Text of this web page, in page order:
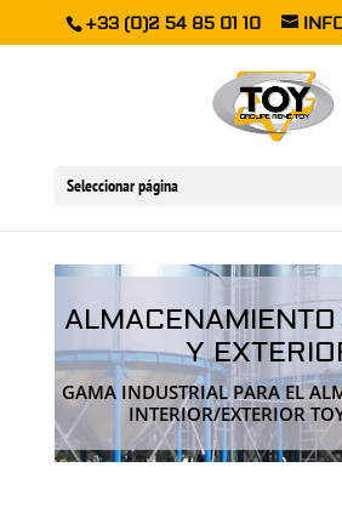
+33 (0)2 54 85 01 10
Seleccionar página
ALMACENAMIENTO
Y
GAMA INDUSTRIAL PARA EL
INTERIOR/EXTERIOR